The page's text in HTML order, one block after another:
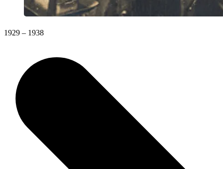
1929 – 1938